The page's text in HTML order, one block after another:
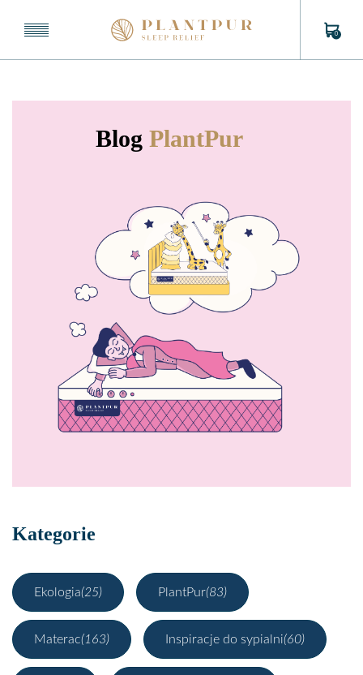
0
Blog PlantPur
Kategorie
Ekologia(25) PlantPur(83)
Materac(163) Inspiracje do sypialni(60)